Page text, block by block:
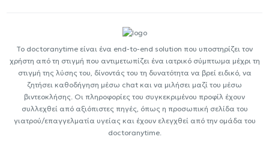
Το doctoranytime είναι ένα end-to-end solution που υποστηρίζει τον
χρήστη από τη στιγμή που αντιμετωπίζει ένα ιατρικό σύμπτωμα μέχρι τη
στιγμή της λύσης του, δίνοντάς του τη δυνατότητα να βρεί ειδικό, να
ζητήσει καθοδήγηση μέσω chat και να μιλήσει μαζί του μέσω
βιντεοκλήσης. Οι πληροφορίες του συγκεκριμένου προφίλ έχουν
συλλεχθεί από αξιόπιστες πηγές, όπως η προσωπική σελίδα του
γιατρού/επαγγελματία υγείας και έχουν ελεγχθεί από την ομάδα του
doctoranytime.